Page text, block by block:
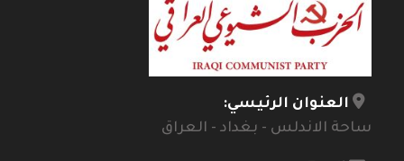
العنوان الرئيسي:
ساحة الاندلس - بغداد - العراق